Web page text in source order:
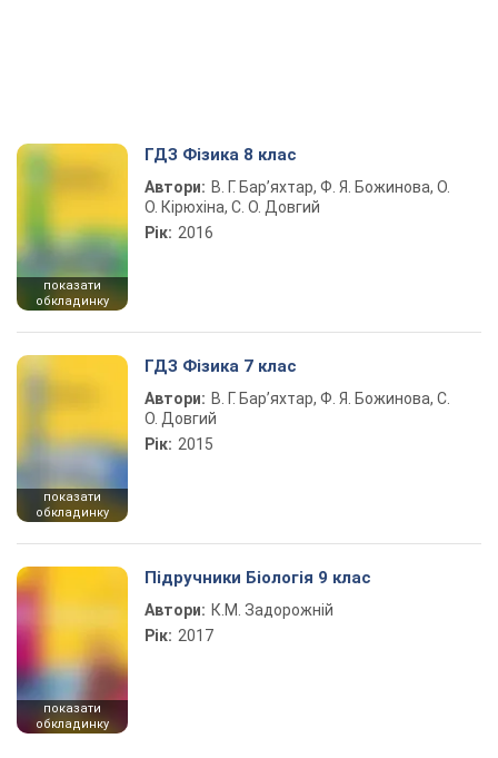
показати
обкладинку
ГДЗ Фізика 8 клас
Автори: В. Г. Бар’яхтар, Ф. Я. Божинова, О.
О. Кірюхіна, С. О. Довгий
Рік: 2016
показати
обкладинку
ГДЗ Фізика 7 клас
Автори: В. Г. Бар’яхтар, Ф. Я. Божинова, С.
О. Довгий
Рік: 2015
показати
обкладинку
Підручники Біологія 9 клас
Автори: К.М. Задорожній
Рік: 2017